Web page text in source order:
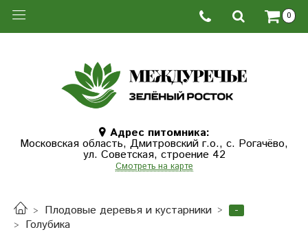
0
Адрес питомника:
Московская область, Дмитровcкий г.о., с. Рогачёво,
ул. Советская, строение 42
Смотреть на карте
Плодовые деревья и кустарники
-
Голубика